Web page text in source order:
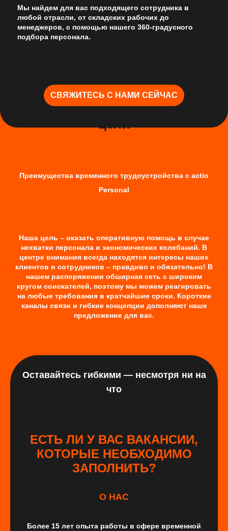
Мы найдем для вас подходящего сотрудника в
любой отрасли, от складских рабочих до
менеджеров, с помощью нашего 360-градусного
подбора персонала.
СВЯЖИТЕСЬ С НАМИ СЕЙЧАС
Всегда в поле зрения вашей
цели
Преимущества временного трудоустройства с actio
Personal
Наша цель – оказать оперативную помощь в случае
нехватки персонала и экономических колебаний. В
центре внимания всегда находятся интересы наших
клиентов и сотрудников – правдиво и обязательно! В
нашем распоряжении обширная сеть с широким
кругом соискателей, поэтому мы можем реагировать
на любые требования в кратчайшие сроки. Короткие
каналы связи и гибкие концепции дополняют наше
предложение для вас.
Оставайтесь гибкими — несмотря ни на
что
ЕСТЬ ЛИ У ВАС ВАКАНСИИ,
КОТОРЫЕ НЕОБХОДИМО
ЗАПОЛНИТЬ?
О НАС
Более 15 лет опыта работы в сфере временной